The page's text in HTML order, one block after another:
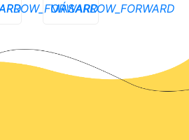
MÁSARROW_FORWARD